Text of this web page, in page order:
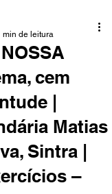
cem
|
Matias
Sintra |
–
min de leitura